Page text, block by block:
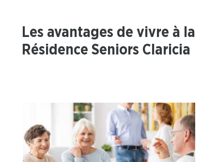
Les avantages de vivre à la
Résidence Seniors Claricia